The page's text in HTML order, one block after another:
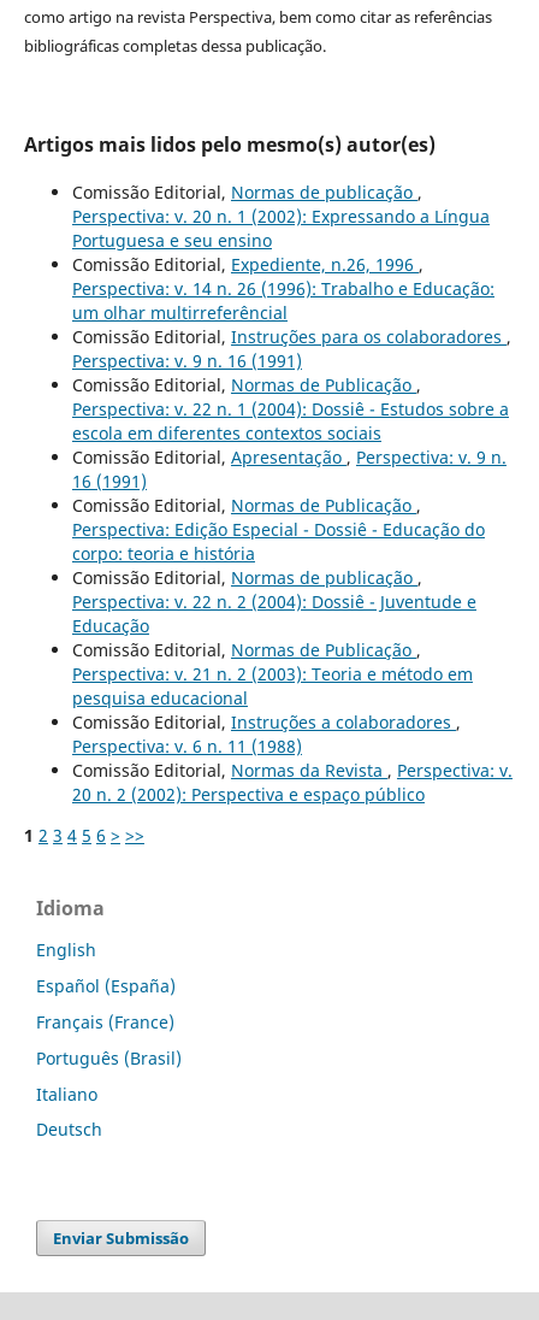
como artigo na revista Perspectiva, bem como citar as referências
bibliográficas completas dessa publicação.
Artigos mais lidos pelo mesmo(s) autor(es)
Comissão Editorial, Normas de publicação ,
Perspectiva: v. 20 n. 1 (2002): Expressando a Língua
Portuguesa e seu ensino
Comissão Editorial, Expediente, n.26, 1996 ,
Perspectiva: v. 14 n. 26 (1996): Trabalho e Educação:
um olhar multirreferêncial
Comissão Editorial, Instruções para os colaboradores ,
Perspectiva: v. 9 n. 16 (1991)
Comissão Editorial, Normas de Publicação ,
Perspectiva: v. 22 n. 1 (2004): Dossiê - Estudos sobre a
escola em diferentes contextos sociais
Comissão Editorial, Apresentação , Perspectiva: v. 9 n.
16 (1991)
Comissão Editorial, Normas de Publicação ,
Perspectiva: Edição Especial - Dossiê - Educação do
corpo: teoria e história
Comissão Editorial, Normas de publicação ,
Perspectiva: v. 22 n. 2 (2004): Dossiê - Juventude e
Educação
Comissão Editorial, Normas de Publicação ,
Perspectiva: v. 21 n. 2 (2003): Teoria e método em
pesquisa educacional
Comissão Editorial, Instruções a colaboradores ,
Perspectiva: v. 6 n. 11 (1988)
Comissão Editorial, Normas da Revista , Perspectiva: v.
20 n. 2 (2002): Perspectiva e espaço público
1 2 3 4 5 6 > >>
Idioma
English
Español (España)
Français (France)
Português (Brasil)
Italiano
Deutsch
Enviar Submissão